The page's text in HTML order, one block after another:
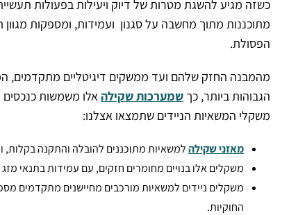
כשזה מגיע להשגת מטרות של דיוק ויעילות בפעולות
מתוכננות מתוך מחשבה על סגנון ועמידות, ומספקות
הפסולת.
מהמבנה החזק שלהם ועד ממשקים דיגיטליים מתקדמים,
הגבוהות ביותר, כך שמערכות שקילהאלו משמשות
משקלי המשאיות הניידים שתמצאו אצלנו:
מאזני שקילהלמשאיות מתוכננים להובלה והתקנה בקלות,
משקלים אלו בנויים מחומרים חזקים, עם עמידות בתנאי מזג
משקלים ניידים למשאיות מורכבים מחיישנים מתקדמים
החוקיות.